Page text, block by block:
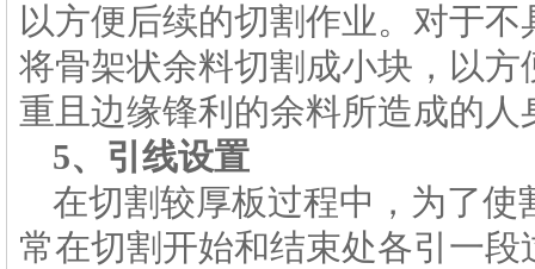
以方便后续的切割作业。对于
将骨架状余料切割成小块，以
重且边缘锋利的余料所造成的人
5、引线设置
在切割较厚板过程中，为了
常在切割开始和结束处各引一